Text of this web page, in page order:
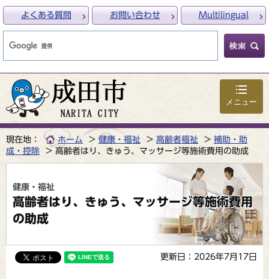
メニュー
よくある質問 お問い合わせ Multilingual
現在地： ホーム 健康・福祉 高齢者福祉
補助・助
成・控除
高齢者はり、きゅう、マッサージ等施術費用の助成
健康・福祉
高齢者はり、きゅう、マッサージ等施術費用
の助成
更新日：2026年7月17日